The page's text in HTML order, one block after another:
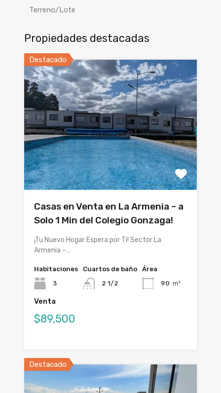
Terreno/Lote
Propiedades destacadas
Destacado
Casas en Venta en La Armenia – a
Solo 1 Min del Colegio Gonzaga!
¡Tu Nuevo Hogar Espera por Ti! Sector La
Armenia –…
Habitaciones
3
Cuartos de baño
2 1/2
Área
90 m²
Venta
$89,500
Destacado